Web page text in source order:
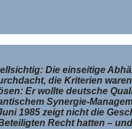
Die einseitige
die Kriterien
Er wollte deutsche
Synergie-
1985 zeigt nicht die
Recht hatten –